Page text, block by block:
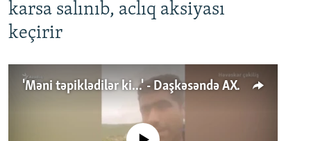
karsa salınıb, aclıq aksiyası
keçirir
'Məni təpiklədilər ki...' - Daşkəsəndə AXCP fəalının yaxınları onun həbsinə etiraz edirlər